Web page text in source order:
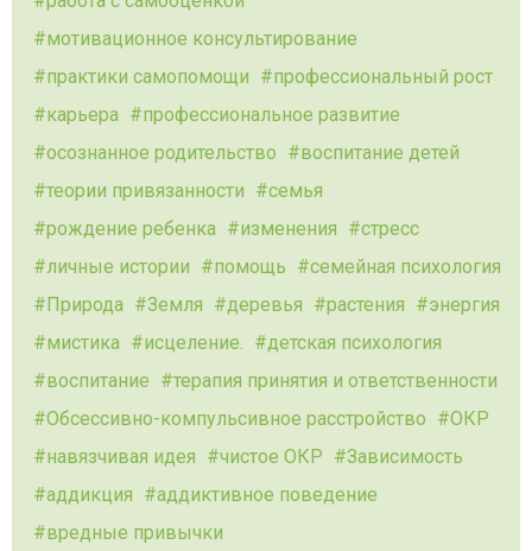
мотивационное консультирование
практики самопомощи
профессиональный рост
карьера
профессиональное развитие
осознанное родительство
воспитание детей
теории привязанности
семья
рождение ребенка
изменения
стресс
личные истории
помощь
семейная психология
Природа
Земля деревья растения
энергия
мистика
исцеление.
детская психология
воспитание
терапия принятия и ответственности
Обсессивно-компульсивное расстройство
ОКР
навязчивая идея
чистое ОКР
Зависимость
аддикция
аддиктивное поведение
вредные привычки